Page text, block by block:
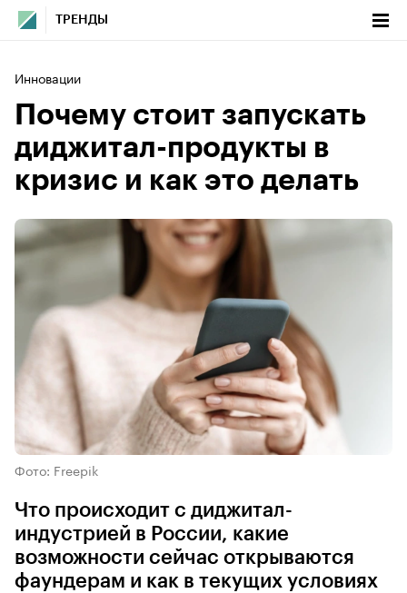
ТРЕНДЫ
Инновации
Почему стоит запускать
диджитал-продукты в
кризис и как это делать
Фото: Freepik
Что происходит с диджитал-
индустрией в России, какие
возможности сейчас открываются
фаундерам и как в текущих условиях